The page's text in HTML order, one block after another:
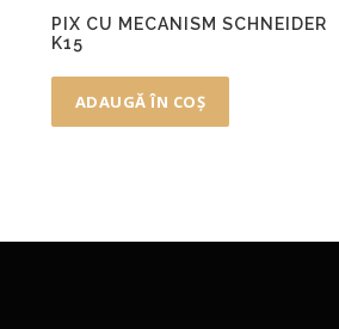
PIX CU MECANISM SCHNEIDER
K15
ADAUGĂ ÎN COȘ